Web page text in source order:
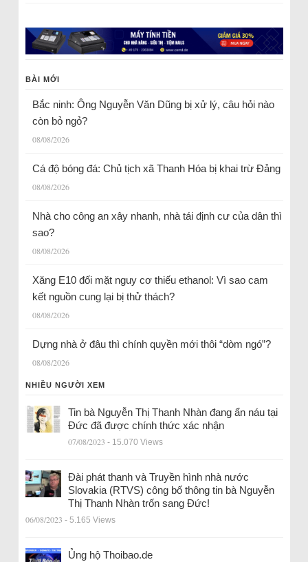
BÀI MỚI
Bắc ninh: Ông Nguyễn Văn Dũng bị xử lý, câu hỏi nào
còn bỏ ngỏ?
08/08/2026
Cá độ bóng đá: Chủ tịch xã Thanh Hóa bị khai trừ Đảng
08/08/2026
Nhà cho công an xây nhanh, nhà tái định cư của dân thì
sao?
08/08/2026
Xăng E10 đối mặt nguy cơ thiếu ethanol: Vì sao cam
kết nguồn cung lại bị thử thách?
08/08/2026
Dựng nhà ở đâu thì chính quyền mới thôi “dòm ngó”?
08/08/2026
NHIỀU NGƯỜI XEM
Tin bà Nguyễn Thị Thanh Nhàn đang ẩn náu tại
Đức đã được chính thức xác nhận
07/08/2023 - 15.070 Views
Đài phát thanh và Truyền hình nhà nước
Slovakia (RTVS) công bố thông tin bà Nguyễn
Thị Thanh Nhàn trốn sang Đức!
06/08/2023 - 5.165 Views
Ủng hộ Thoibao.de